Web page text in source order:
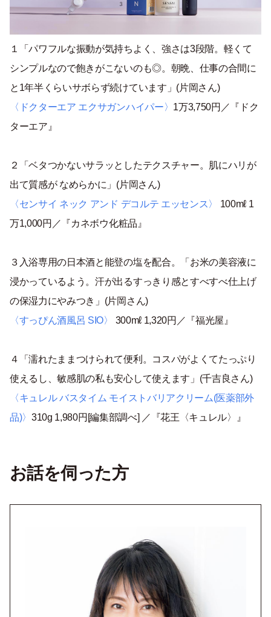
１「パワフルな振動が気持ちよく、強さは3段階。軽くて
シンプルなので飽きがこないのも◎。朝晩、仕事の合間に
と1年半くらいサボらず続けています」(片岡さん)
〈ドクターエア エクサガンハイパー〉 1万3,750円／『ドク
ターエア』
２「ベタつかないサラッとしたテクスチャー。肌にハリが
出て質感が なめらかに」(片岡さん)
〈センサイ ネック アンド デコルテ エッセンス〉
100mℓ 1
万1,000円／『カネボウ化粧品』
３入浴専用の日本酒と能登の塩を配合。「お米の美容液に
浸かっているよう。汗が出るすっきり感とすべすべ仕上げ
の保湿力にやみつき」(片岡さん)
〈すっぴん酒風呂 SIO〉
300mℓ 1,320円／『福光屋』
４「濡れたままつけられて便利。コスパがよくてたっぷり
使えるし、敏感肌の私も安心して使えます」(千吉良さん)
〈キュレル バスタイム モイストバリアクリーム(医薬部外
品)〉310g 1,980円[編集部調べ] ／『花王〈キュレル〉』
お話を伺った方